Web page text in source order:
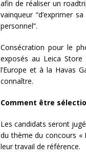
afin de réaliser un
vainqueur “d’exprimer
personnel”.
Consécration pour le
exposés au Leica
l’Europe et à la Havas
connaître.
Comment être
Les candidats seront
du thème du concours «
leur travail de référence.